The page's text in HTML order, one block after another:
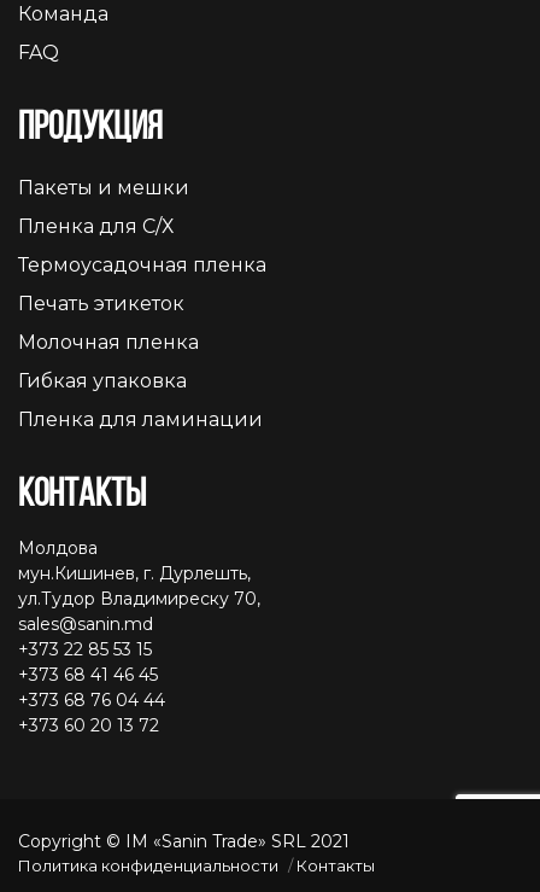
Команда
FAQ
Продукция
Пакеты и мешки
Пленка для С/Х
Термоусадочная пленка
Печать этикеток
Молочная пленка
Гибкая упаковка
Пленка для ламинации
Контакты
Молдова
мун.Кишинев, г. Дурлешть,
ул.Тудор Владимиреску 70,
sales@sanin.md
+373 22 85 53 15
+373 68 41 46 45
+373 68 76 04 44
+373 60 20 13 72
Copyright © IM «Sanin Trade» SRL 2021
Политика конфиденциальности Контакты